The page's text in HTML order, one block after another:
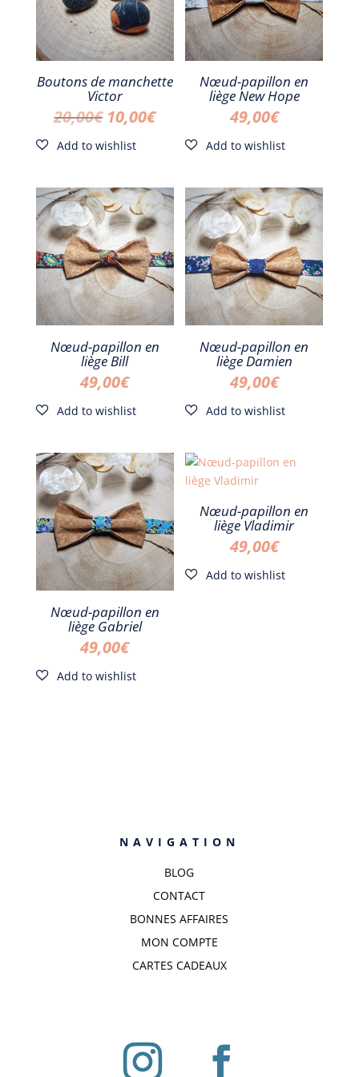
Boutons de manchette
Victor
20,00€ Le
prix
était :
20,00€.
10,00€Le
est :
10,00€.
Nœud-papillon en
liège New Hope
49,00€
Nœud-papillon en
liège Bill
49,00€
Nœud-papillon en
liège Damien
49,00€
Nœud-papillon en
liège Gabriel
49,00€
Nœud-papillon en
liège Vladimir
49,00€
NAVIGATION
BLOG
CONTACT
BONNES AFFAIRES
MON COMPTE
CARTES CADEAUX